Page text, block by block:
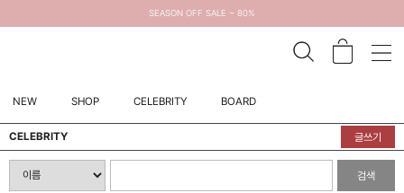
SEASON OFF SALE ~ 80%
NEW SHOP CELEBRITY BOARD
CELEBRITY 글쓰기
검색